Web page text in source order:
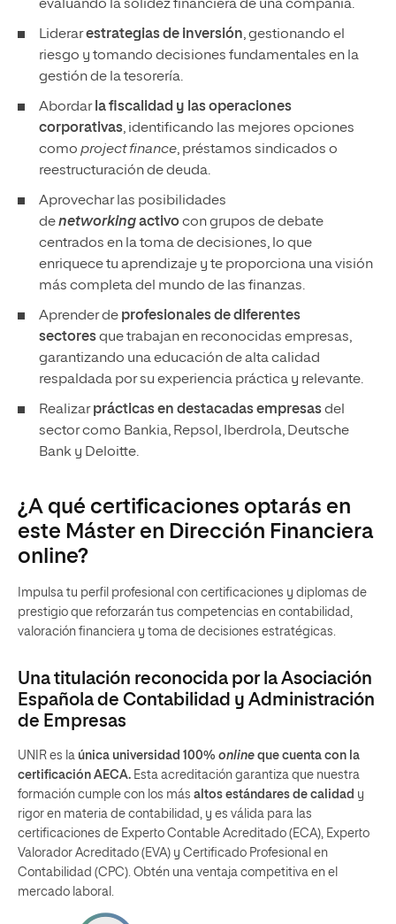
evaluando la solidez financiera de una compañía.
Liderarestrategias de inversión, gestionando el
riesgo y tomando decisiones fundamentales en la
gestión de la tesorería.
Abordar la fiscalidad y las operaciones
corporativas, identificando las mejores opciones
como project finance, préstamos sindicados o
reestructuración de deuda.
Aprovechar las posibilidades
denetworkingactivocon grupos de debate
centrados en la toma de decisiones, lo que
enriquece tu aprendizaje y te proporciona una visión
más completa del mundo de las finanzas.
Aprender de profesionales de diferentes
sectoresque trabajan en reconocidas empresas,
garantizando una educación de alta calidad
respaldada por su experiencia práctica y relevante.
Realizarprácticas en destacadas empresasdel
sector como Bankia, Repsol, Iberdrola, Deutsche
Bank y Deloitte.
¿A qué certificaciones optarás en
este Máster en Dirección Financiera
online?
Impulsa tu perfil profesional con certificaciones y diplomas de
prestigio que reforzarán tus competencias en contabilidad,
valoración financiera y toma de decisiones estratégicas.
Una titulación reconocida por la Asociación
Española de Contabilidad y Administración
de Empresas
UNIR es la única universidad 100% online que cuenta con la
certificación AECA. Esta acreditación garantiza que nuestra
formación cumple con los más altos estándares de calidad y
rigor en materia de contabilidad, y es válida para las
certificaciones de Experto Contable Acreditado (ECA), Experto
Valorador Acreditado (EVA) y Certificado Profesional en
Contabilidad (CPC). Obtén una ventaja competitiva en el
mercado laboral.